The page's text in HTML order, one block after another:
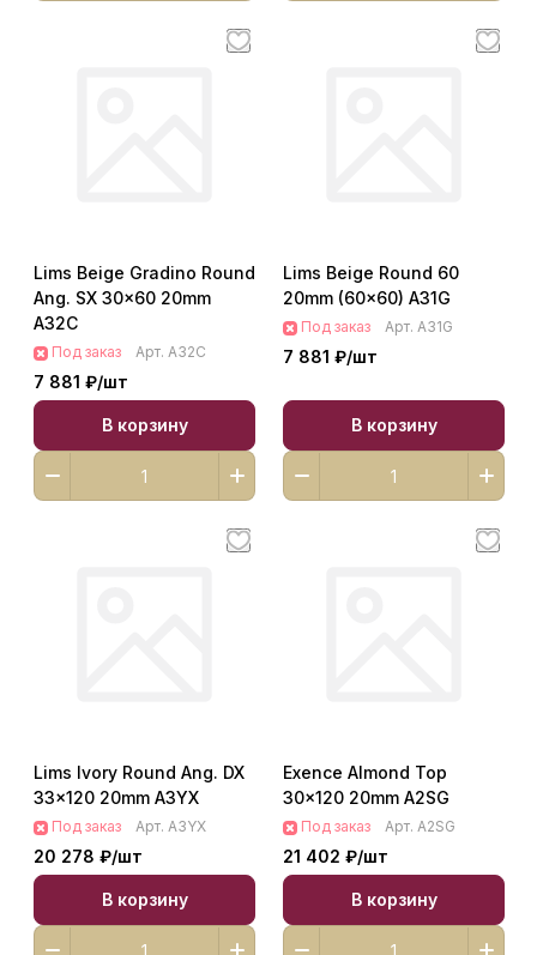
Lims Beige Gradino Round
Ang. SX 30x60 20mm
A32C
Под заказ Арт. A32C
7 881 ₽/шт
В корзину
Lims Beige Round 60
20mm (60x60) A31G
Под заказ Арт. A31G
7 881 ₽/шт
В корзину
Lims Ivory Round Ang. DX
33x120 20mm A3YX
Под заказ Арт. A3YX
20 278 ₽/шт
В корзину
Exence Almond Top
30x120 20mm A2SG
Под заказ Арт. A2SG
21 402 ₽/шт
В корзину